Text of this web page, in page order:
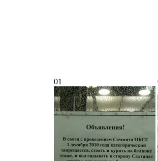
01